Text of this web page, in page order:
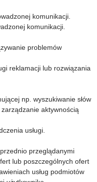
komunikacji.
komunikacji.
problemów
reklamacji lub rozwiązania
np. wyszukiwanie słów
aktywnością
usługi.
przeglądanymi
lub poszczególnych ofert
usług podmiotów